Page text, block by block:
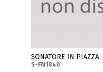
SONATORE IN PIAZZA
S-FN1840